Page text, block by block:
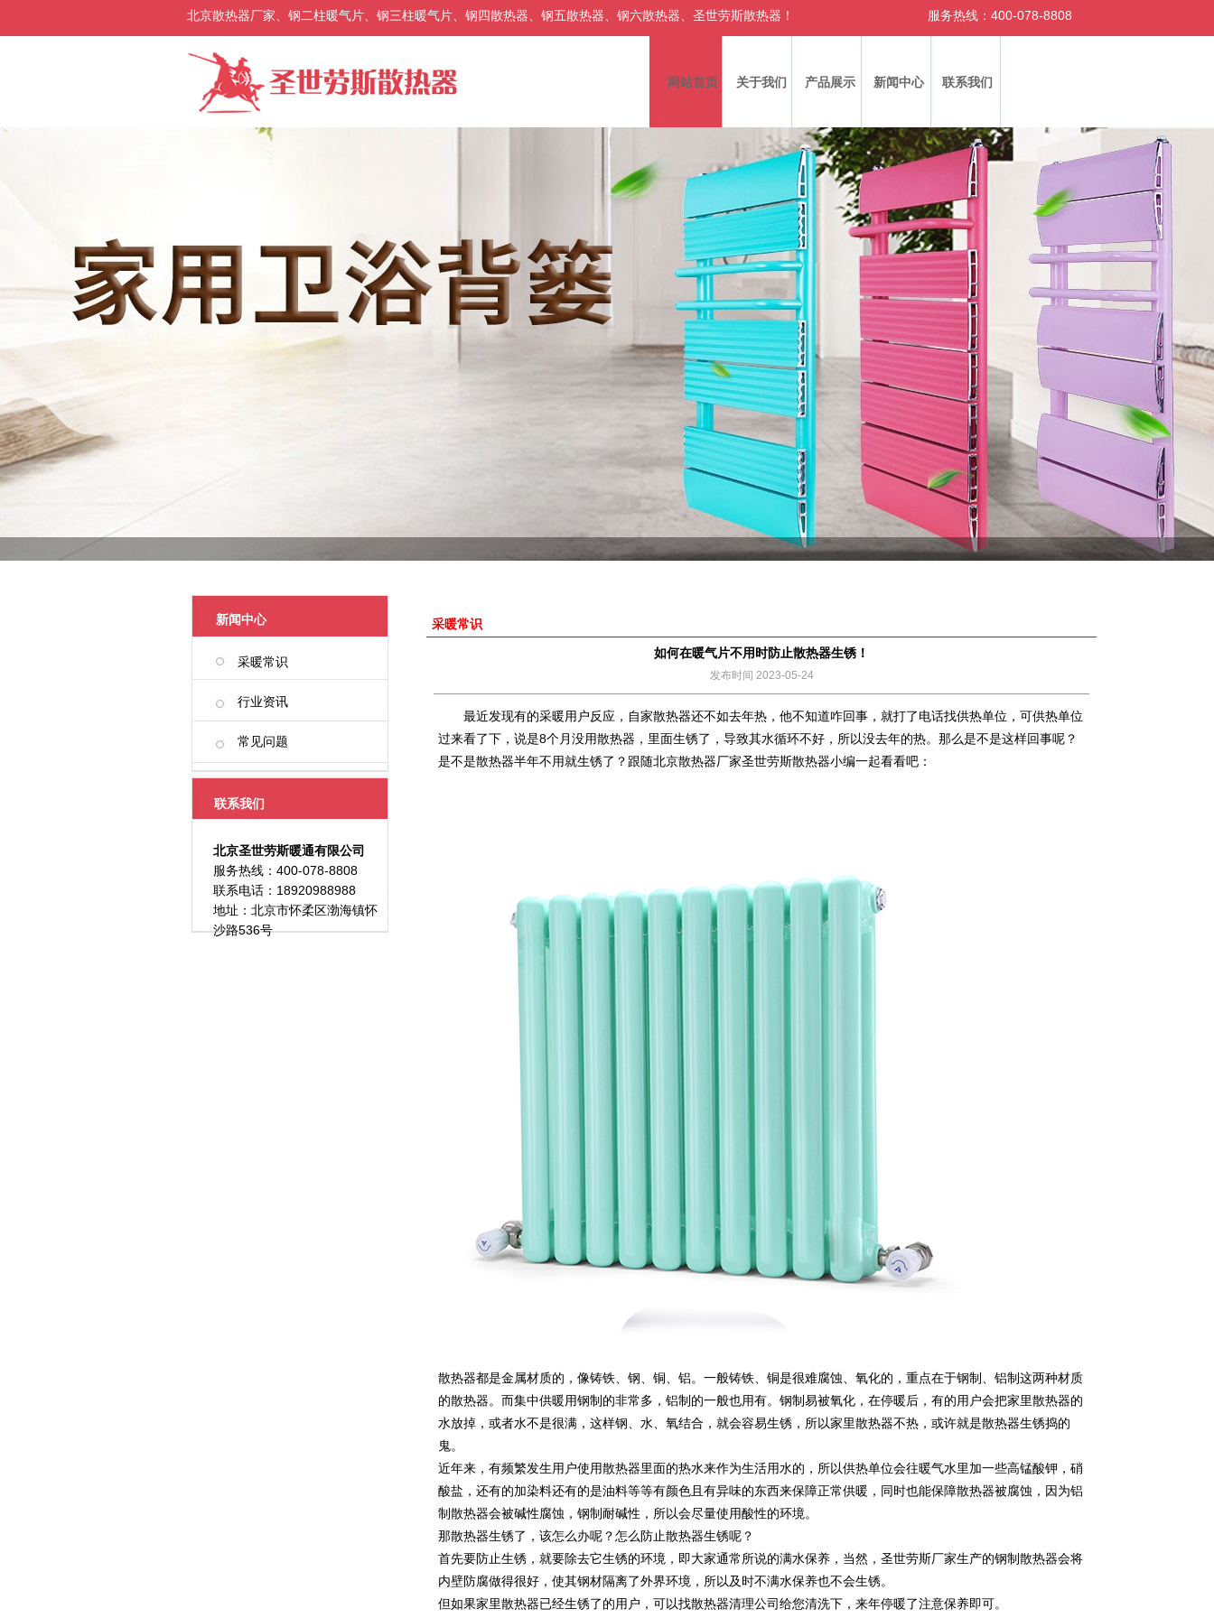
服务热线：400-078-8808
北京散热器厂家、钢二柱暖气片、钢三柱暖气片、钢四散热器、钢五散热器、钢六散热器、圣世劳斯散热器！
网站首页 关于我们 产品展示 新闻中心 联系我们
新闻中心 采暖常识
如何在暖气片不用时防止散热器生锈！
发布时间 2023-05-24
最近发现有的采暖用户反应，自家散热器还不如去年热，他不知道咋回事，就打了电话找供热单位，可供热单位
过来看了下，说是8个月没用散热器，里面生锈了，导致其水循环不好，所以没去年的热。那么是不是这样回事呢？
是不是散热器半年不用就生锈了？跟随北京散热器厂家圣世劳斯散热器小编一起看看吧：
散热器都是金属材质的，像铸铁、钢、铜、铝。一般铸铁、铜是很难腐蚀、氧化的，重点在于钢制、铝制这两种材质
的散热器。而集中供暖用钢制的非常多，铝制的一般也用有。钢制易被氧化，在停暖后，有的用户会把家里散热器的
水放掉，或者水不是很满，这样钢、水、氧结合，就会容易生锈，所以家里散热器不热，或许就是散热器生锈捣的
鬼。
近年来，有频繁发生用户使用散热器里面的热水来作为生活用水的，所以供热单位会往暖气水里加一些高锰酸钾，硝
酸盐，还有的加染料还有的是油料等等有颜色且有异味的东西来保障正常供暖，同时也能保障散热器被腐蚀，因为铝
制散热器会被碱性腐蚀，钢制耐碱性，所以会尽量使用酸性的环境。
那散热器生锈了，该怎么办呢？怎么防止散热器生锈呢？
首先要防止生锈，就要除去它生锈的环境，即大家通常所说的满水保养，当然，圣世劳斯厂家生产的钢制散热器会将
内壁防腐做得很好，使其钢材隔离了外界环境，所以及时不满水保养也不会生锈。
但如果家里散热器已经生锈了的用户，可以找散热器清理公司给您清洗下，来年停暖了注意保养即可。
采暖常识
行业资讯
常见问题
联系我们
北京圣世劳斯暖通有限公司
服务热线：400-078-8808
联系电话：18920988988
地址：北京市怀柔区渤海镇怀
沙路536号